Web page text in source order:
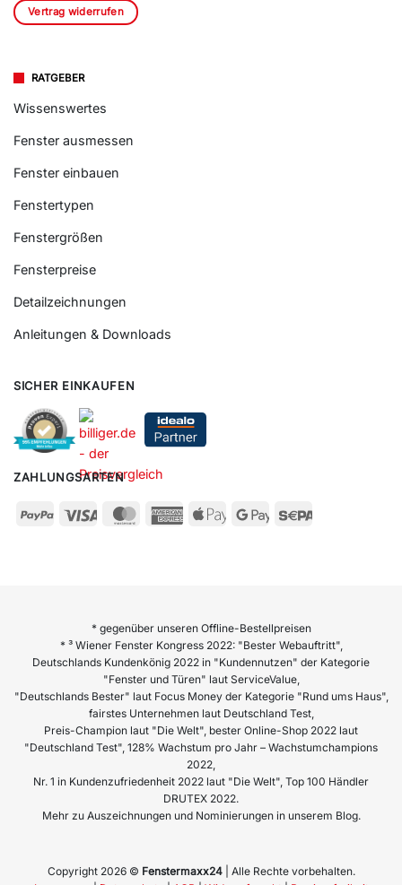
Vertrag widerrufen
RATGEBER
Wissenswertes
Fenster ausmessen
Fenster einbauen
Fenstertypen
Fenstergrößen
Fensterpreise
Detailzeichnungen
Anleitungen & Downloads
SICHER EINKAUFEN
ZAHLUNGSARTEN
* gegenüber unseren Offline-Bestellpreisen
* ³ Wiener Fenster Kongress 2022: "Bester Webauftritt",
Deutschlands Kundenkönig 2022 in "Kundennutzen" der Kategorie
"Fenster und Türen" laut ServiceValue,
"Deutschlands Bester" laut Focus Money der Kategorie "Rund ums Haus",
fairstes Unternehmen laut Deutschland Test,
Preis-Champion laut "Die Welt", bester Online-Shop 2022 laut
"Deutschland Test", 128% Wachstum pro Jahr – Wachstumchampions
2022,
Nr. 1 in Kundenzufriedenheit 2022 laut "Die Welt", Top 100 Händler
DRUTEX 2022.
Mehr zu Auszeichnungen und Nominierungen in unserem Blog.
Copyright 2026 © Fenstermaxx24| Alle Rechte vorbehalten.